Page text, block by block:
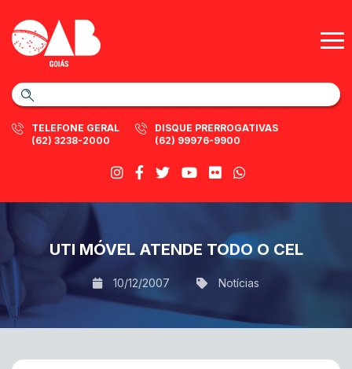
TELEFONE GERAL
(62) 3238-2000
DISQUE PRERROGATIVAS
(62) 99976-9900
UTI MÓVEL ATENDE TODO O CEL
10/12/2007 Notícias